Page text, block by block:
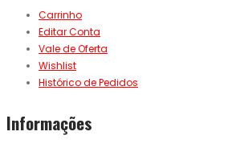
Carrinho
Editar Conta
Vale de Oferta
Wishlist
Histórico de Pedidos
Informações